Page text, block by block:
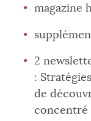
magazine
2
:
de
concentré